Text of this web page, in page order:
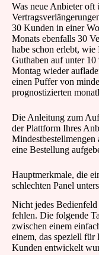
Was neue Anbieter oft
30 Kunden in einer
Monats ebenfalls 30
habe schon erlebt,
Guthaben auf unter 10
Montag wieder
einen Puffer von
prognostizierten
Die Anleitung zum
der Plattform Ihres
Mindestbestellmengen
eine Bestellung
Hauptmerkmale, die
schlechten Panel
Nicht jedes
fehlen. Die folgende
zwischen einem
einem, das speziell
Kunden entwickelt